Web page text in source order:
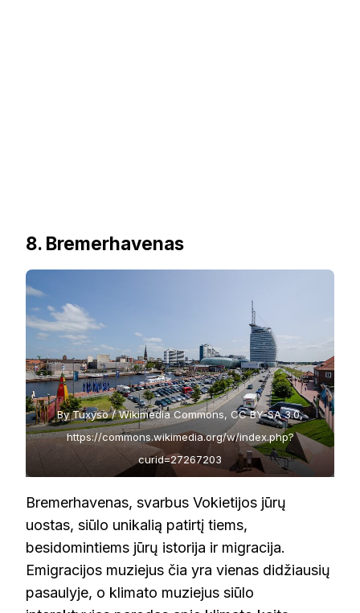
8. Bremerhavenas
By Tuxyso / Wikimedia Commons, CC BY-SA 3.0,
https://commons.wikimedia.org/w/index.php?
curid=27267203
Bremerhavenas, svarbus Vokietijos jūrų
uostas, siūlo unikalią patirtį tiems,
besidomintiems jūrų istorija ir migracija.
Emigracijos muziejus čia yra vienas didžiausių
pasaulyje, o klimato muziejus siūlo